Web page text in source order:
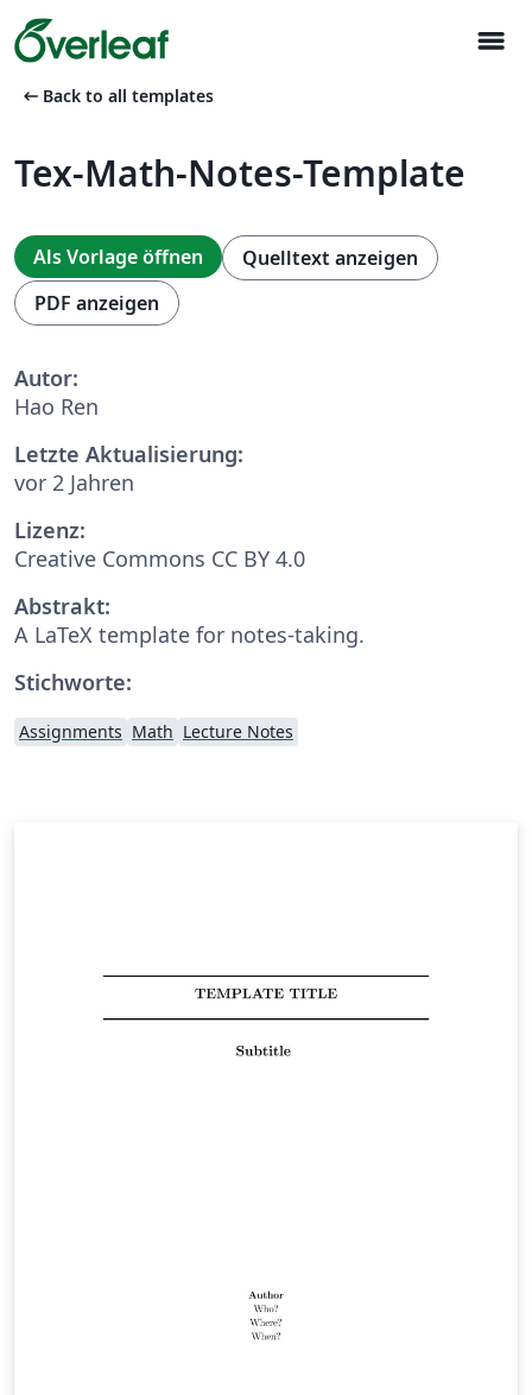
menu
arrow_left_alt Back to all templates
Tex-Math-Notes-Template
Als Vorlage öffnen
Quelltext anzeigen
PDF anzeigen
Autor:
Hao Ren
Letzte Aktualisierung:
vor 2 Jahren
Lizenz:
Creative Commons CC BY 4.0
Abstrakt:
A LaTeX template for notes-taking.
Stichworte:
Assignments Math Lecture Notes